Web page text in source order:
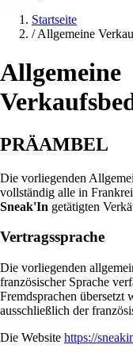
Startseite
/ Allgemeine
Allgemeine
PRÄAMBEL
Die vorliegenden
vollständig alle in
Sneak'In getätigten
Vertragssprache
Die vorliegenden
französischer Sprache
Fremdsprachen
ausschließlich der
Die Website https://